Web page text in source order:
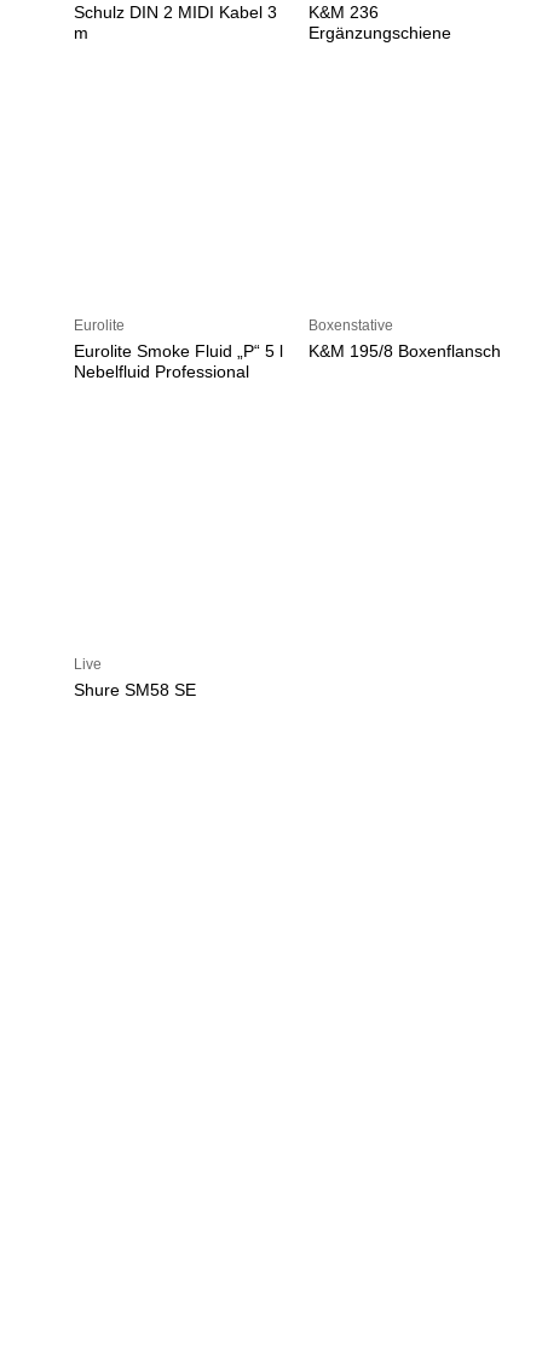
Schulz DIN 2 MIDI Kabel 3
m
K&M 236
Ergänzungschiene
Eurolite
Eurolite Smoke Fluid „P“ 5 l
Nebelfluid Professional
Boxenstative
K&M 195/8 Boxenflansch
Live
Shure SM58 SE